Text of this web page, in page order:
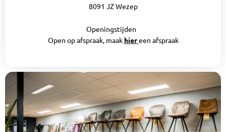
8091 JZ Wezep
Openingstijden
Open op afspraak, maak hiereen afspraak